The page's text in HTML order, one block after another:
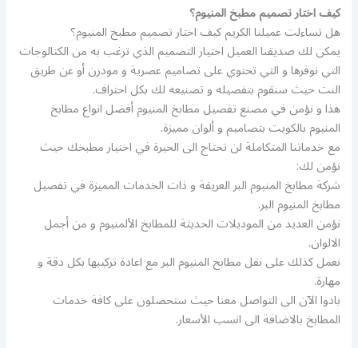
كيف اختار تصميم مطبخ المنيوم؟
هل تساءلت عميلنا الكريم كيف اختار تصميم مطبخ المنيوم؟
يمكن لك صديقنا العميل اختيار التصميم الذي ترغب به من الكتالوجات
التي نوفرها و التي تحتوي على تصاميم عصرية و مودرن أو عن طريق
النت حيث سنقوم بتفصيله و تصنيعه لك بكل احتراف.
هذا و نؤمن في مصنع تفصيل مطابخ المنيوم أفضل انواع مطابخ
المنيوم بالكويت بتصاميم و ألوان مميزة.
مع خدماتنا المتكاملة لن تحتاج الى الحيرة في اختيار مطبخك حيث
نؤمن لك:
شركة مطابخ المنيوم البر العريقة و ذات الخدمات المميزة في تفصيل
مطابخ المنيوم البر.
نؤمن العديد من الموديلات الحديثة للمطابخ الألمنيوم و من أجمل
الالوان.
نعمل كذلك على نقل مطابخ المنيوم البر مع اعادة تركيبها بكل دقة و
مهارة.
بادوا الآن الى التواصل معنا حيث ستحصلون على كافة خدمات
المطابخ بالاضافة الى انسب الأسعار.